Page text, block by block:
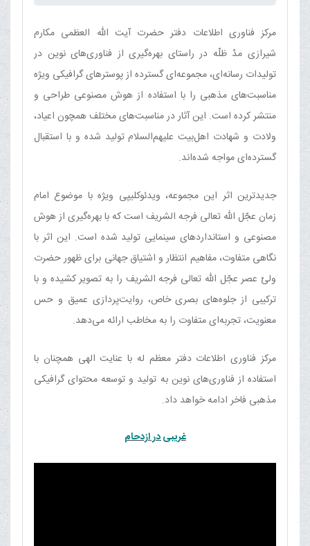
مرکز فناوری اطلاعات دفتر حضرت آیت الله العظمی مکارم
شیرازی مدّ ظلّه در راستای بهره‌گیری از فناوری‌های نوین در
تولیدات رسانه‌ای، مجموعه‌ای گسترده از پوسترهای گرافیکی ویژه
مناسبت‌های مذهبی را با استفاده از هوش مصنوعی طراحی و
منتشر کرده است. این آثار در مناسبت‌های مختلف همچون اعیاد،
ولادت و شهادت اهل‌بیت علیهم‌السلام تولید شده و با استقبال
گسترده‌ای مواجه شده‌اند.
جدیدترین اثر این مجموعه، ویدئوکلیپی ویژه با موضوع امام
زمان عجّل الله تعالی فرجه الشریف است که با بهره‌گیری از هوش
مصنوعی و استانداردهای سینمایی تولید شده است. این اثر با
نگاهی متفاوت، مفاهیم انتظار و اشتیاق جهانی برای ظهور حضرت
ولیّ عصر عجّل الله تعالی فرجه الشریف را به تصویر کشیده و با
ترکیبی از جلوه‌های بصری خاص، روایت‌پردازی عمیق و حس
معنویت، تجربه‌ای متفاوت را به مخاطب ارائه می‌دهد.
مرکز فناوری اطلاعات دفتر معظم له با عنایت الهی همچنان با
استفاده از فناوری‌های نوین به تولید و توسعه محتوای گرافیکی
مذهبی فاخر ادامه خواهد داد.
غریبی در ازدحام